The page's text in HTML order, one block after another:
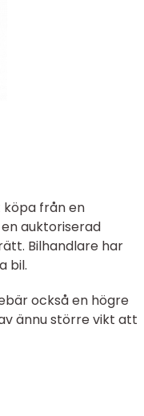
från en
auktoriserad
Bilhandlare har
bil.
också en högre
ännu större vikt att